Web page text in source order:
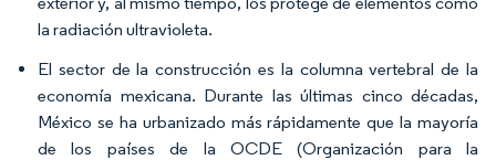
la radiación ultravioleta.
El sector de la construcción es la columna vertebral de la
economía mexicana. Durante las últimas cinco décadas,
México se ha urbanizado más rápidamente que la mayoría
de los países de la OCDE (Organización para la